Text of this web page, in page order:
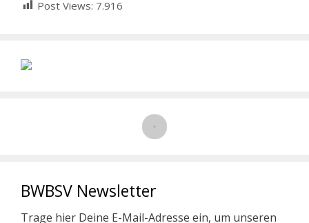
Post Views: 7.916
BWBSV Newsletter
Trage hier Deine E-Mail-Adresse ein, um unseren